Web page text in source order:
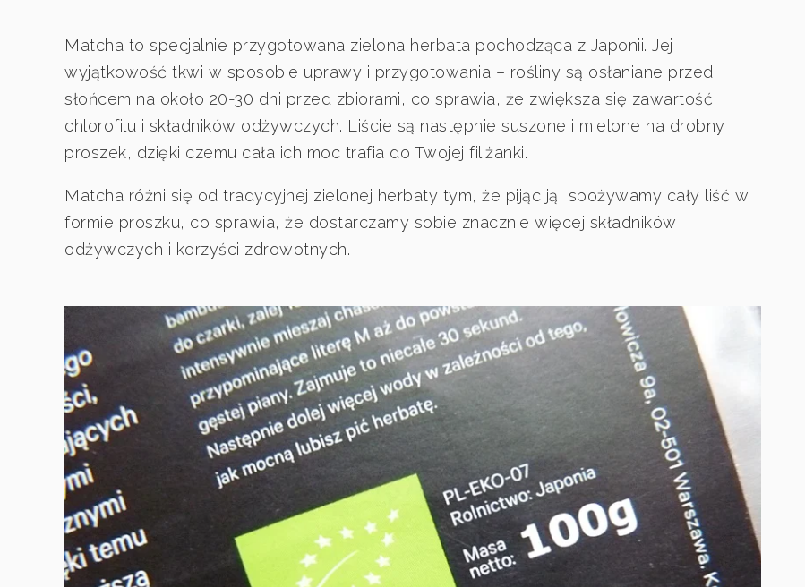
Matcha to specjalnie przygotowana zielona herbata pochodząca z Japonii. Jej
wyjątkowość tkwi w sposobie uprawy i przygotowania – rośliny są osłaniane przed
słońcem na około 20-30 dni przed zbiorami, co sprawia, że zwiększa się zawartość
chlorofilu i składników odżywczych. Liście są następnie suszone i mielone na drobny
proszek, dzięki czemu cała ich moc trafia do Twojej filiżanki.
Matcha różni się od tradycyjnej zielonej herbaty tym, że pijąc ją, spożywamy cały liść w
formie proszku, co sprawia, że dostarczamy sobie znacznie więcej składników
odżywczych i korzyści zdrowotnych.